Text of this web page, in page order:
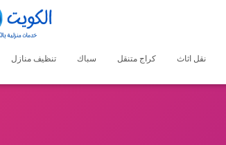
نقل اثاث كراج متنقل سباك تنظيف منازل